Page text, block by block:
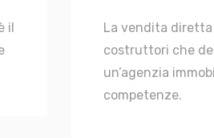
il
La vendita
costruttori che
un’agenzia
competenze.